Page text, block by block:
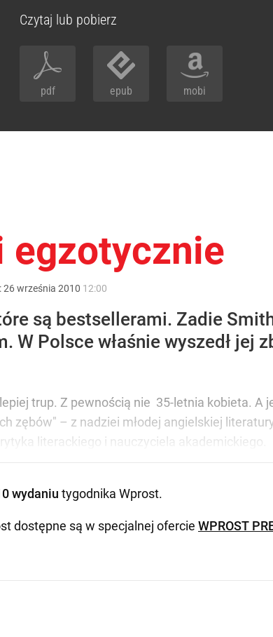
Czytaj lub pobierz
pdf epub mobi
egzotycznie
26września 2010 12:00
są bestsellerami. Zadie
W Polsce właśnie wyszedł jej
trup. Z pewnością nie 35-letnia kobieta.
zębów" – z nadziei młodej angielskiej
literackiego i nauczyciela akademickiego.
wydaniu tygodnika Wprost.
dostępne są w specjalnej ofercie WPROST